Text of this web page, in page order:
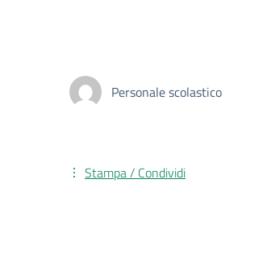
Personale scolastico
Stampa / Condividi